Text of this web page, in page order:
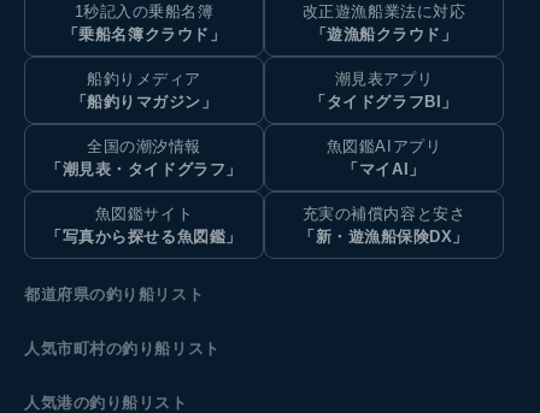
1秒記入の乗船名簿
「乗船名簿クラウド」
改正遊漁船業法に対応
「遊漁船クラウド」
船釣りメディア
「船釣りマガジン」
潮見表アプリ
「タイドグラフBI」
全国の潮汐情報
「潮見表・タイドグラフ」
魚図鑑AIアプリ
「マイAI」
魚図鑑サイト
「写真から探せる魚図鑑」
充実の補償内容と安さ
「新・遊漁船保険DX」
都道府県の釣り船リスト
人気市町村の釣り船リスト
人気港の釣り船リスト